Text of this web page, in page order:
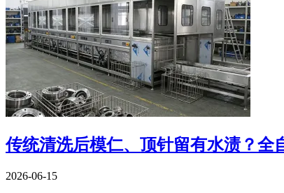
传统清洗后模仁、顶针留有水渍？全
2026-06-15